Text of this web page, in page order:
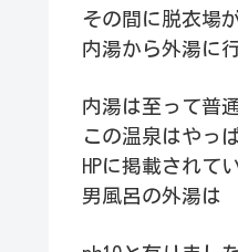
その間に脱衣場
内湯から外湯に
内湯は至って普
この温泉はやっ
HPに掲載され
男風呂の外湯は